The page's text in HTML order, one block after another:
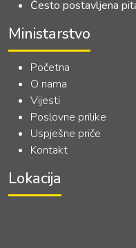
Često postavljena
Ministarstvo
Početna
O nama
Vijesti
Poslovne prilike
Uspješne priče
Kontakt
Lokacija